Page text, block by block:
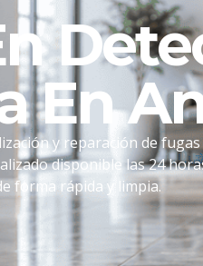
En
y reparación de
disponible las 24
forma rápida y limpia.